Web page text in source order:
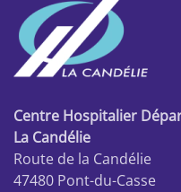
Centre Hospitalier
La Candélie
Route de la Candélie
47480 Pont-du-Casse